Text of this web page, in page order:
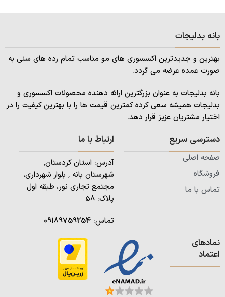
بانه بدلیجات
بهترین و جدیدترین اکسسوری های مو مناسب تمام رده های سنی به
صورت عمده عرضه می گردد.
بانه بدلیجات به عنوان بزرگترین ارائه دهنده محصولات اکسسوری و
بدلیجات همیشه سعی کرده کمترین قیمت ها را با بهترین کیفیت را در
اختیار مشتریان عزیز قرار دهد.
دسترسی سریع
صفحه اصلی
فروشگاه
تماس با ما
ارتباط با ما
آدرس: استان کردستان٬
شهرستان بانه ٬ بلوار شهرداری،
مجتمع تجاری نور، طبقه اول
پلاک: 58
تماس: 09189759254
نمادهای
اعتماد